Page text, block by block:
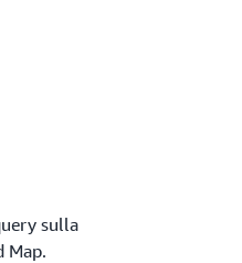
sulla
Map.